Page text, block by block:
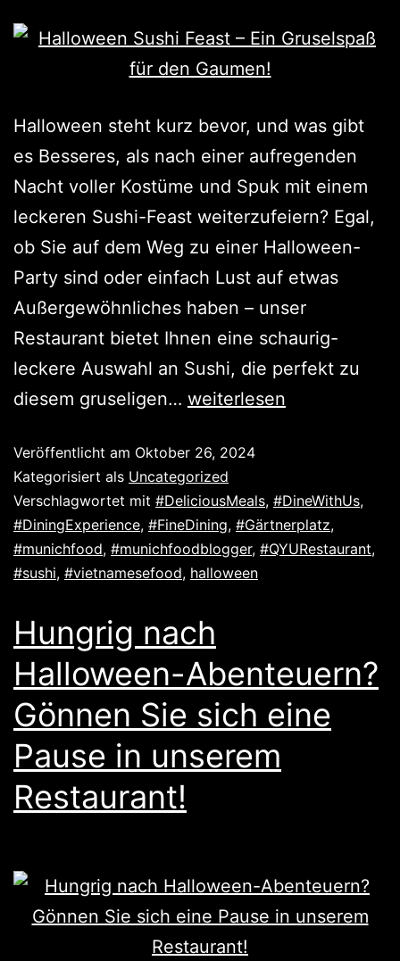
Halloween steht kurz bevor, und was gibt
es Besseres, als nach einer aufregenden
Nacht voller Kostüme und Spuk mit einem
leckeren Sushi-Feast weiterzufeiern? Egal,
ob Sie auf dem Weg zu einer Halloween-
Party sind oder einfach Lust auf etwas
Außergewöhnliches haben – unser
Restaurant bietet Ihnen eine schaurig-
leckere Auswahl an Sushi, die perfekt zu
diesem gruseligen… weiterlesen
Veröffentlicht am Oktober 26, 2024
Kategorisiert als Uncategorized
Verschlagwortet mit #DeliciousMeals, #DineWithUs,
#DiningExperience, #FineDining, #Gärtnerplatz,
#munichfood, #munichfoodblogger, #QYURestaurant,
#sushi, #vietnamesefood, halloween
Hungrig nach
Halloween-Abenteuern?
Gönnen Sie sich eine
Pause in unserem
Restaurant!